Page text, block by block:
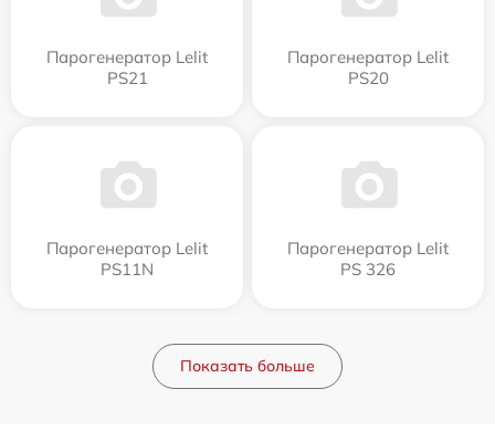
Парогенератор Lelit
PS21
Парогенератор Lelit
PS20
Парогенератор Lelit
PS11N
Парогенератор Lelit
PS 326
Показать больше